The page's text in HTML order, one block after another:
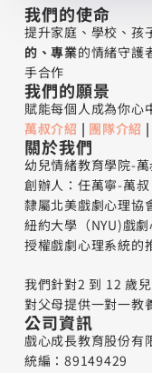
我們的使命
提升家庭、學校、孩
的、專業的情緒守護
手合作
我們的願景
賦能每個人成為你心
萬叔介紹 | 團隊介紹 |
關於我們
幼兒情緒教育學院-
創辦人：任萬寧-萬叔
隸屬北美戲劇心理協
紐約大學（NYU)戲
授權戲劇心理系統的
我們針對2 到 12 歲
對父母提供一對一教
公司資訊
戲心成長教育股份有
統編：89149429